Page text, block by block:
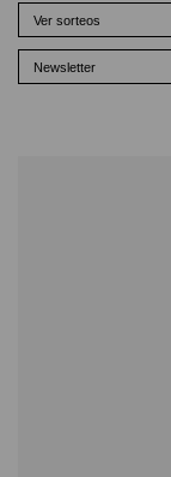
Ver sorteos
Newsletter